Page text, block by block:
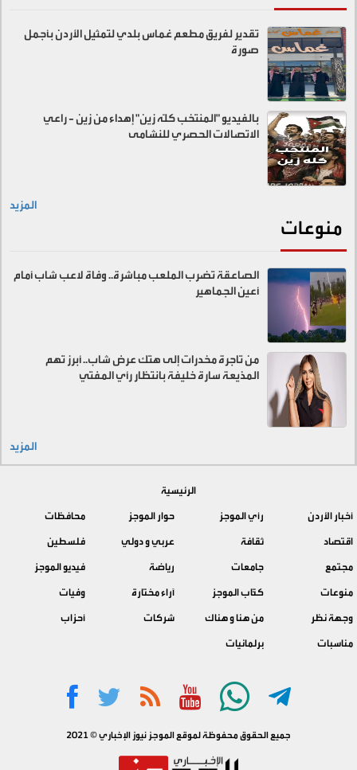
تقدير لفريق مطعم غماس بلدي لتمثيل الأردن بأجمل
صورة
بالفيديو "المنتخب كلّه زين" إهداء من زين - راعي
الاتصالات الحصري للنشامى
المزيد
منوعات
الصاعقة تضرب الملعب مباشرة.. وفاة لاعب شاب أمام
أعين الجماهير
من تاجرة مخدرات إلى هتك عرض شاب.. أبرز تهم
المذيعة سارة خليفة بانتظار رأي المفتي
المزيد
الرئيسية
أخبار الأردن
رأي الموجز حوار الموجز
محافظات
اقتصاد
ثقافة عربي و دولي
فلسطين
مجتمع
جامعات رياضة
فيديو الموجز
منوعات
كتّاب الموجز آراء مختارة
وفيات
وجهة نظر
من هنا و هناك شركات
أحزاب
مناسبات
برلمانيات
جميع الحقوق محفوظة لموقع الموجز نيوز الإخباري © 2021